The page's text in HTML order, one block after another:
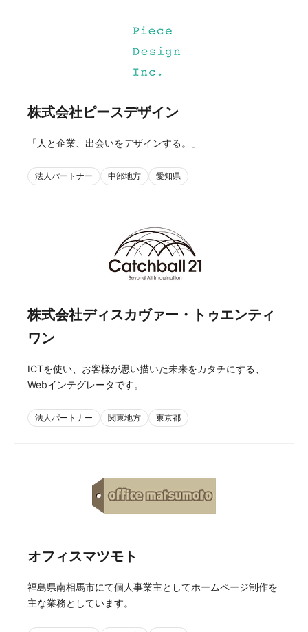
株式会社ピースデザイン
「人と企業、出会いをデザインする。」
法人パートナー 中部地方 愛知県
株式会社ディスカヴァー・トゥエンティ
ワン
ICTを使い、お客様が思い描いた未来をカタチにする、
Webインテグレータです。
法人パートナー 関東地方 東京都
オフィスマツモト
福島県南相馬市にて個人事業主としてホームページ制作を
主な業務としています。